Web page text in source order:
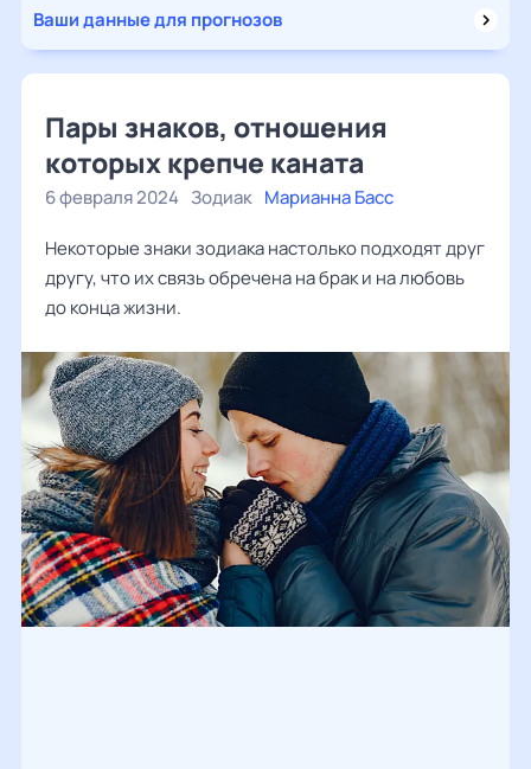
Ваши данные для прогнозов
Пары знаков, отношения
которых крепче каната
6 февраля 2024 Зодиак Марианна Басс
Некоторые знаки зодиака настолько подходят друг
другу, что их связь обречена на брак и на любовь
до конца жизни.